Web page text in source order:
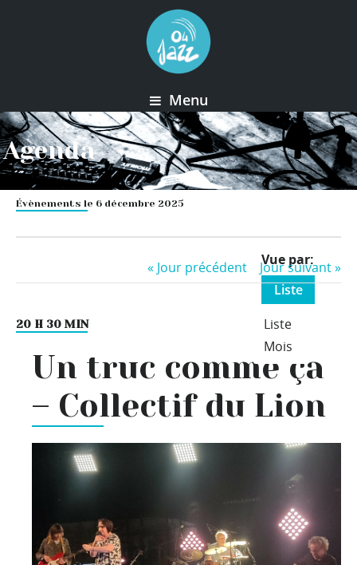
Menu
Agenda
Évènements le 6 décembre 2025
Event
Views
Navigation
Vue par
Liste
Liste
Mois
« Jour précédent Jour suivant»
20 H 30 MIN
Un truc comme ça
– Collectif du Lion